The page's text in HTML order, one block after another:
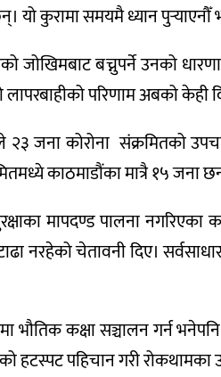
यो कुरामा समयमै ध्यान
जोखिमबाट बच्नुपर्ने उनको
परिणाम अबको केही
जना कोरोना संक्रमितको
काठमाडौंका मात्रै १५
मापदण्ड पालना
नरहेको चेतावनी दिए।
भौतिक कक्षा सञ्चालन गर्न
पहिचान गरी रोकथामका